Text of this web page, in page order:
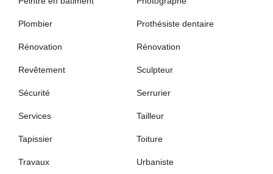
Plombier Prothésiste dentaire
Rénovation Rénovation
Revêtement Sculpteur
Sécurité Serrurier
Services Tailleur
Tapissier Toiture
Travaux Urbaniste